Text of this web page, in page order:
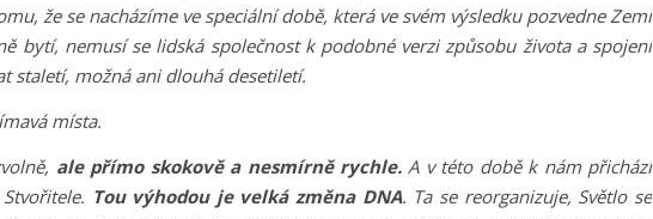
že se nacházíme ve speciální době, která ve svém výsledku pozvedne Zemi
bytí, nemusí se lidská společnost k podobné verzi způsobu života a spojení
staletí, možná ani dlouhá desetiletí.
místa.
ale přímo skokově a nesmírně rychle.A v této době k nám přichází
Tou výhodou je velká změna DNA. Ta se reorganizuje, Světlo se